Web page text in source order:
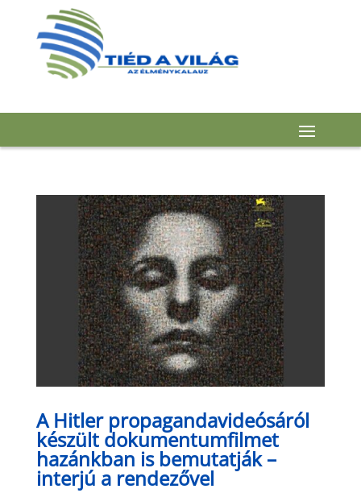
A Hitler propagandavideósáról
készült dokumentumfilmet
hazánkban is bemutatják –
interjú a rendezővel